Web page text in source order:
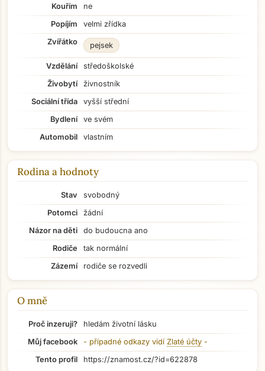
Přejít na hlavní obsah
Kouřím
ne
Popíjím
velmi zřídka
Zvířátko
pejsek
Vzdělání
středoškolské
Živobytí
živnostník
Sociální třída
vyšší střední
Bydlení
ve svém
Automobil
vlastním
Rodina a hodnoty
Stav
svobodný
Potomci
žádní
Názor na děti
do budoucna ano
Rodiče
tak normální
Zázemí
rodiče se rozvedli
O mně
Proč inzeruji?
hledám životní lásku
Můj facebook
- případné odkazy vidí Zlaté účty -
Tento profil
https://znamost.cz/?id=622878